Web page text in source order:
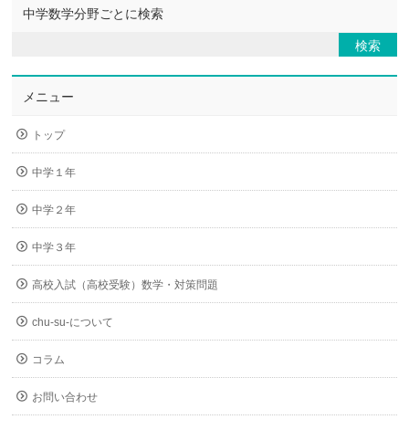
中学数学分野ごとに検索
メニュー
トップ
中学１年
中学２年
中学３年
高校入試（高校受験）数学・対策問題
chu-su-について
コラム
お問い合わせ